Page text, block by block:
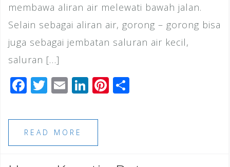
membawa aliran air melewati bawah jalan.
Selain sebagai aliran air, gorong – gorong bisa
juga sebagai jembatan saluran air kecil,
saluran […]
F
c
e
b
T
tt
e
r
E
ai
l
Li
k
dI
Pi
READ MORE